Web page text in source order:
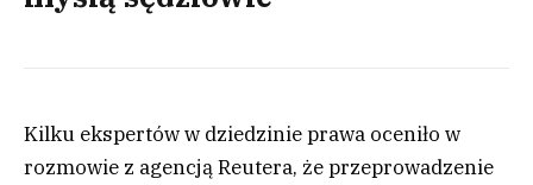
Kilku ekspertów w dziedzinie prawa oceniło w
rozmowie z agencją Reutera, że przeprowadzenie